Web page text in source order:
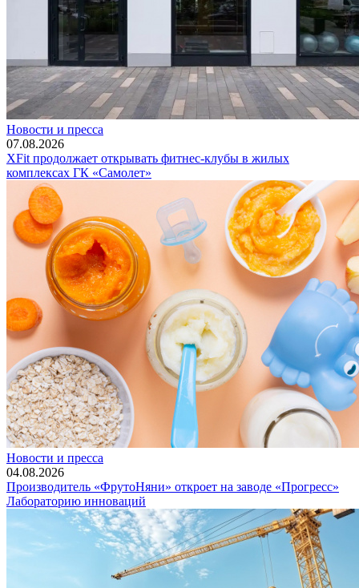
Новости и пресса
07.08.2026
XFit продолжает открывать фитнес-клубы в жилых
комплексах ГК «Самолет»
Новости и пресса
04.08.2026
Производитель «ФрутоНяни» откроет на заводе «Прогресс»
Лабораторию инноваций